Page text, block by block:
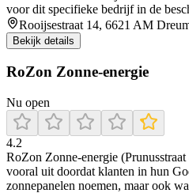
voor dit specifieke bedrijf in de
Rooijsestraat 14, 6621 AM
Bekijk details
RoZon Zonne-energie
Nu open
4.2
RoZon Zonne-energie
vooral uit doordat klanten in hun
zonnepanelen noemen, maar ook